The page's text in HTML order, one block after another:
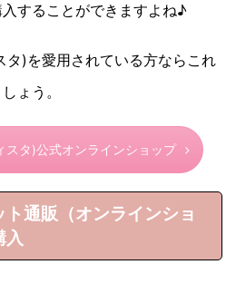
することができますよね♪
)を愛用されている方ならこれ
ょう。
スタ)公式オンラインショップ
ト通販（オンラインショ
入